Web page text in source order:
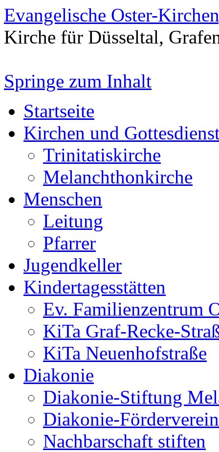
Evangelische Oster-
Kirche für Düsseltal,
Springe zum Inhalt
Startseite
Kirchen und
Trinitatiskirche
Melanchthonkirche
Menschen
Leitung
Pfarrer
Jugendkeller
Kindertagesstätten
Ev. Familienzentrum
KiTa Graf-Recke-
KiTa Neuenhofstraße
Diakonie
Diakonie-Stiftung
Diakonie-
Nachbarschaft stiften